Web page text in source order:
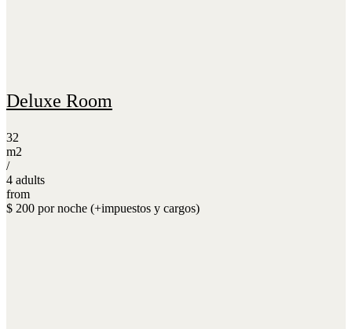
Deluxe Room
32
m2
/
4 adults
from
$ 200 por noche (+impuestos y cargos)